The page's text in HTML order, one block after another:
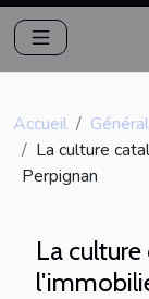
Accueil
Général
La culture
Perpignan
La